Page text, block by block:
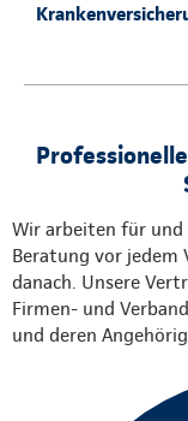
Wir arbeiten für und
Beratung vor jedem
danach. Unsere
Firmen- und
und deren